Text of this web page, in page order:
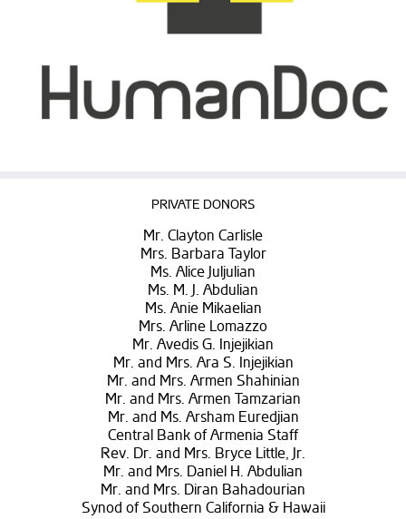
PRIVATE DONORS
Mr. Clayton Carlisle
Mrs. Barbara Taylor
Ms. Alice Juljulian
Ms. M. J. Abdulian
Ms. Anie Mikaelian
Mrs. Arline Lomazzo
Mr. Avedis G. Injejikian
Mr. and Mrs. Ara S. Injejikian
Mr. and Mrs. Armen Shahinian
Mr. and Mrs. Armen Tamzarian
Mr. and Ms. Arsham Euredjian
Central Bank of Armenia Staff
Rev. Dr. and Mrs. Bryce Little, Jr.
Mr. and Mrs. Daniel H. Abdulian
Mr. and Mrs. Diran Bahadourian
Synod of Southern California & Hawaii